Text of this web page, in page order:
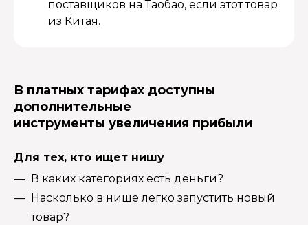
поставщиков на Таобао, если этот товар
из Китая.
В платных тарифах доступны
дополнительные
инструменты увеличения прибыли
Для тех, кто ищет нишу
В каких категориях есть деньги?
Насколько в нише легко запустить новый
товар?